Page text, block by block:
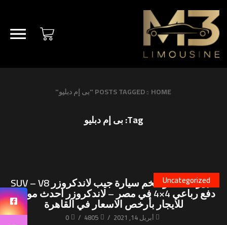
HOME POSTS TAGGED "بى إم دبليو"
Tag: بى إم دبليو
Uncategorized تأجير احدث وافخم سيارة جيب لاندكروزر SUV – V8
دفع رباعي 4×4 في مصر – لاندكروزر احدث موديل
للايجار بأرخص الاسعار في القاهرة
أبريل 14, 2021 /
4805
/
0